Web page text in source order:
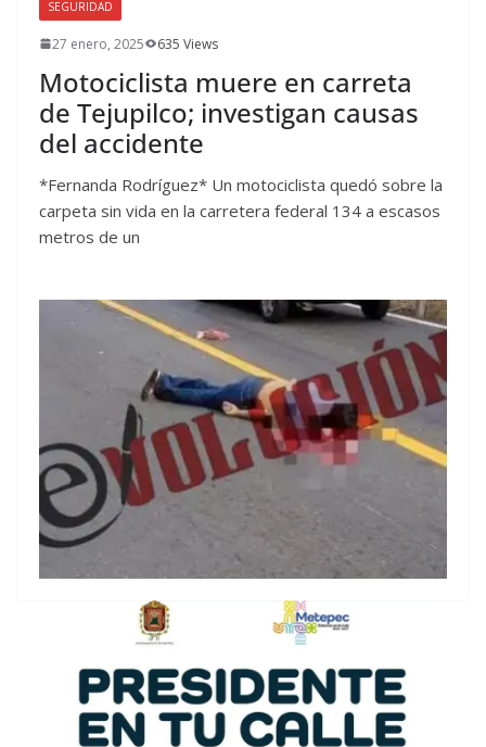
SEGURIDAD
27 enero, 2025 635 Views
Motociclista muere en carreta
de Tejupilco; investigan causas
del accidente
*Fernanda Rodríguez* Un motociclista quedó sobre la
carpeta sin vida en la carretera federal 134 a escasos
metros de un